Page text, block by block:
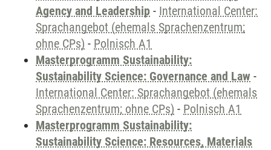
Agency and Leadership - International Center:
Sprachangebot (ehemals Sprachenzentrum;
ohne CPs) - Polnisch A1
Masterprogramm Sustainability:
Sustainability Science: Governance and Law -
International Center: Sprachangebot (ehemals
Sprachenzentrum; ohne CPs) - Polnisch A1
Masterprogramm Sustainability:
Sustainability Science: Resources, Materials